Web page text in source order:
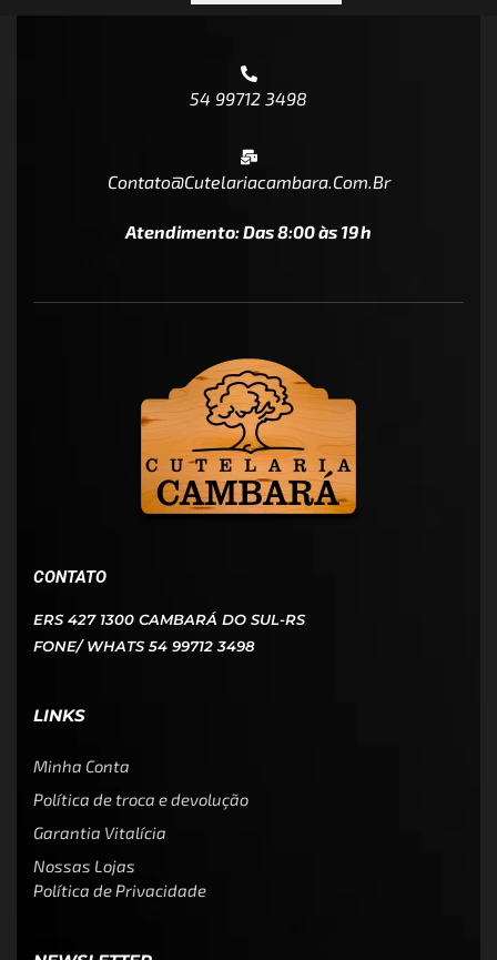
54 99712 3498
Contato@cutelariacambara.com.br
Atendimento: Das 8:00 às 19h
CONTATO
ERS 427 1300 CAMBARÁ DO SUL-RS
FONE/ WHATS 54 99712 3498
LINKS
Minha Conta
Política de troca e devolução
Garantia Vitalícia
Nossas Lojas
Política de Privacidade